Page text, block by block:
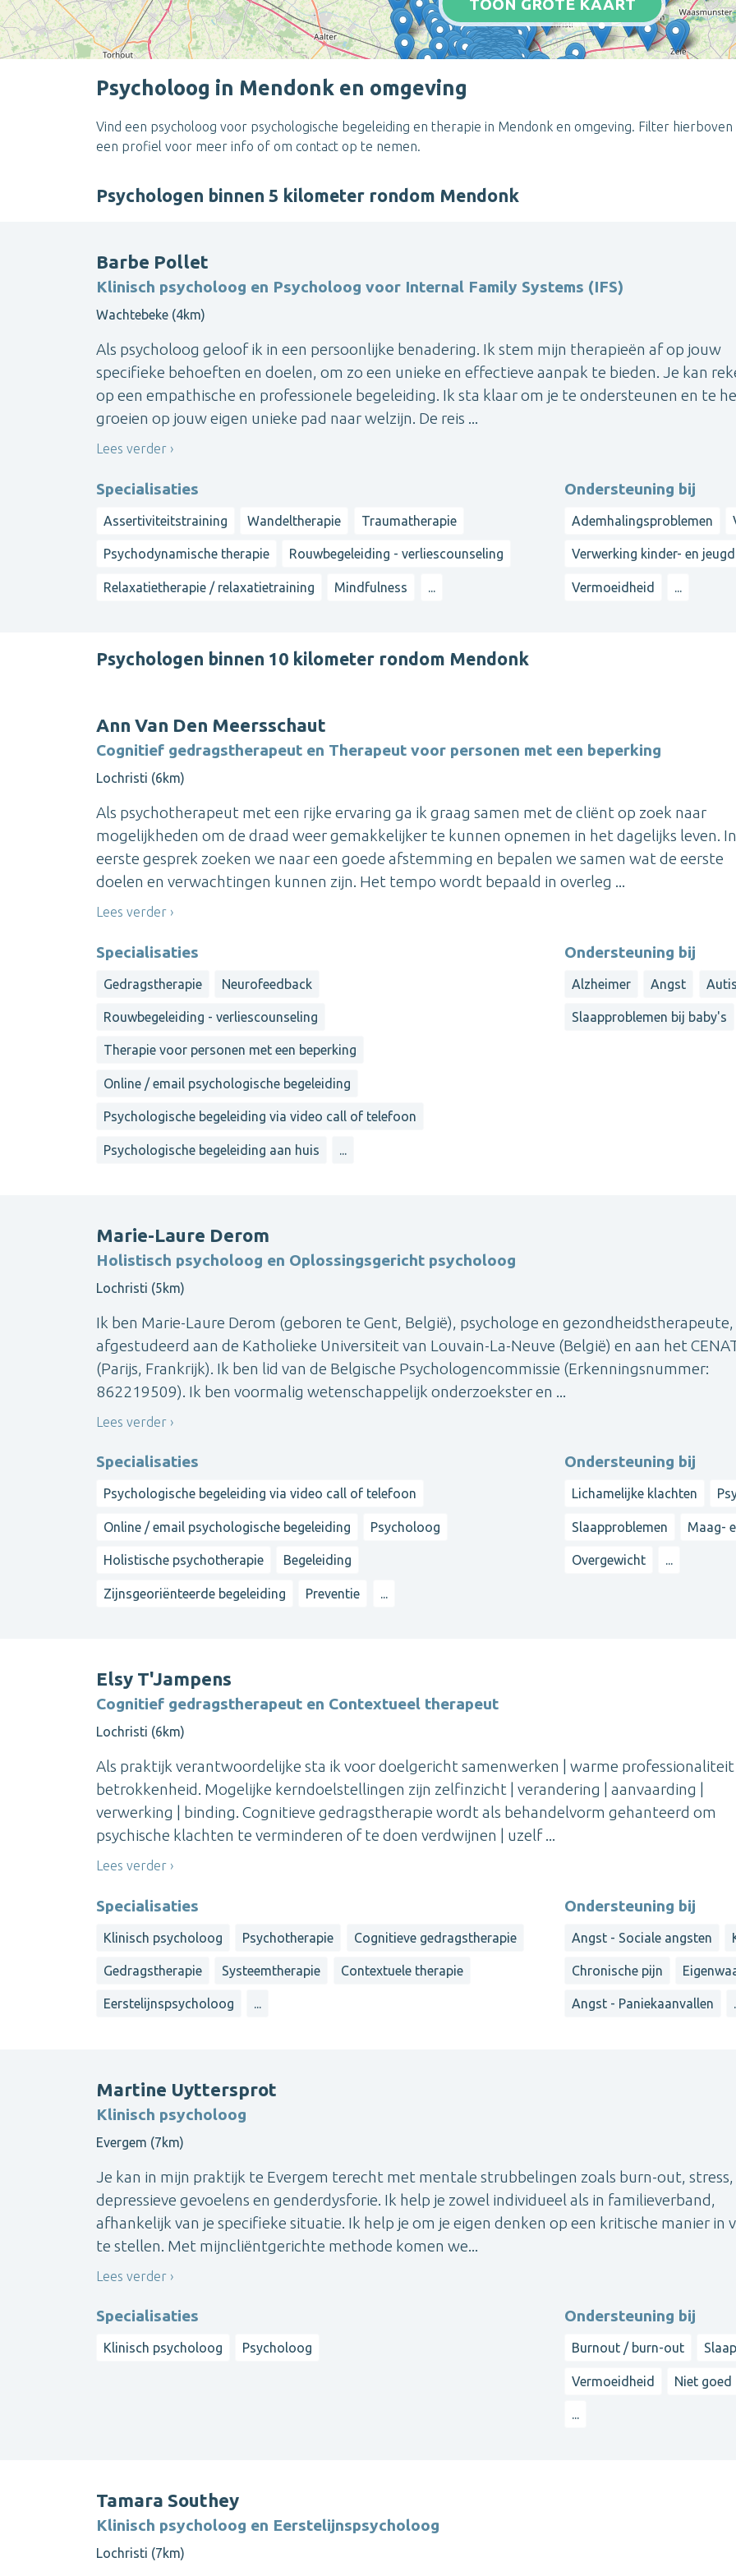
TOON GROTE KAART
Psycholoog in Mendonk en omgeving
Vind een psycholoog voor psychologische begeleiding en therapie in Mendonk en omgeving. Filter
een profiel voor meer info of om contact op te nemen.
Psychologen binnen 5 kilometer rondom Mendonk
Barbe Pollet
Klinisch psycholoog en Psycholoog voor Internal Family Systems (IFS)
Wachtebeke (4km)
Als psycholoog geloof ik in een persoonlijke benadering. Ik stem mijn therapieën af op jouw
specifieke behoeften en doelen, om zo een unieke en effectieve aanpak te bieden. Je kan
op een empathische en professionele begeleiding. Ik sta klaar om je te ondersteunen en te
groeien op jouw eigen unieke pad naar welzijn. De reis ...
Lees verder
Specialisaties
Assertiviteitstraining Wandeltherapie Traumatherapie
Psychodynamische therapie Rouwbegeleiding - verliescounseling
Relaxatietherapie / relaxatietraining Mindfulness
Ondersteuning bij
Ademhalingsproblemen
Verwerking kinder- en
Vermoeidheid
Psychologen binnen 10 kilometer rondom Mendonk
Ann Van Den Meersschaut
Cognitief gedragstherapeut en Therapeut voor personen met een beperking
Lochristi (6km)
Als psychotherapeut met een rijke ervaring ga ik graag samen met de cliënt op zoek naar
mogelijkheden om de draad weer gemakkelijker te kunnen opnemen in het dagelijks leven.
eerste gesprek zoeken we naar een goede afstemming en bepalen we samen wat de eerste
doelen en verwachtingen kunnen zijn. Het tempo wordt bepaald in overleg ...
Lees verder
Specialisaties
Gedragstherapie Neurofeedback
Rouwbegeleiding - verliescounseling
Therapie voor personen met een beperking
Online / email psychologische begeleiding
Psychologische begeleiding via video call of telefoon
Psychologische begeleiding aan huis
Ondersteuning bij
Alzheimer Angst
Slaapproblemen bij baby's
Marie-Laure Derom
Holistisch psycholoog en Oplossingsgericht psycholoog
Lochristi (5km)
Ik ben Marie-Laure Derom (geboren te Gent, België), psychologe en gezondheidstherapeute,
afgestudeerd aan de Katholieke Universiteit van Louvain-La-Neuve (België) en aan het
(Parijs, Frankrijk). Ik ben lid van de Belgische Psychologencommissie (Erkenningsnummer:
862219509). Ik ben voormalig wetenschappelijk onderzoekster en ...
Lees verder
Specialisaties
Psychologische begeleiding via video call of telefoon
Online / email psychologische begeleiding Psycholoog
Holistische psychotherapie Begeleiding
Zijnsgeoriënteerde begeleiding Preventie ...
Ondersteuning bij
Lichamelijke klachten
Slaapproblemen Maag-
Overgewicht ...
Elsy T'Jampens
Cognitief gedragstherapeut en Contextueel therapeut
Lochristi (6km)
Als praktijk verantwoordelijke sta ik voor doelgericht samenwerken | warme
betrokkenheid. Mogelijke kerndoelstellingen zijn zelfinzicht | verandering | aanvaarding |
verwerking | binding. Cognitieve gedragstherapie wordt als behandelvorm gehanteerd om
psychische klachten te verminderen of te doen verdwijnen | uzelf ...
Lees verder
Specialisaties
Klinisch psycholoog Psychotherapie Cognitieve gedragstherapie
Gedragstherapie Systeemtherapie Contextuele therapie
Eerstelijnspsycholoog ...
Ondersteuning bij
Angst - Sociale angsten
Chronische pijn
Angst - Paniekaanvallen
Martine Uyttersprot
Klinisch psycholoog
Evergem (7km)
Je kan in mijn praktijk te Evergem terecht met mentale strubbelingen zoals burn-out, stress,
depressieve gevoelens en genderdysforie. Ik help je zowel individueel als in familieverband,
afhankelijk van je specifieke situatie. Ik help je om je eigen denken op een kritische manier in
te stellen. Met mijncliëntgerichte methode komen we...
Lees verder
Specialisaties
Klinisch psycholoog Psycholoog
Ondersteuning bij
Burnout / burn-out
Vermoeidheid Niet goed
...
Tamara Southey
Klinisch psycholoog en Eerstelijnspsycholoog
Lochristi (7km)